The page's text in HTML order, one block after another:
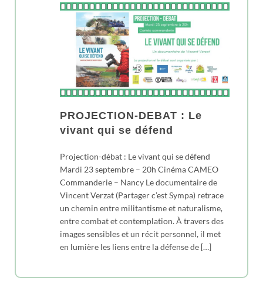
PROJECTION-DEBAT : Le
vivant qui se défend
Projection-débat : Le vivant qui se défend
Mardi 23 septembre – 20h Cinéma CAMEO
Commanderie – Nancy Le documentaire de
Vincent Verzat (Partager c’est Sympa) retrace
un chemin entre militantisme et naturalisme,
entre combat et contemplation. À travers des
images sensibles et un récit personnel, il met
en lumière les liens entre la défense de […]